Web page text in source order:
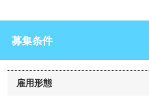
募集条件
雇用形態